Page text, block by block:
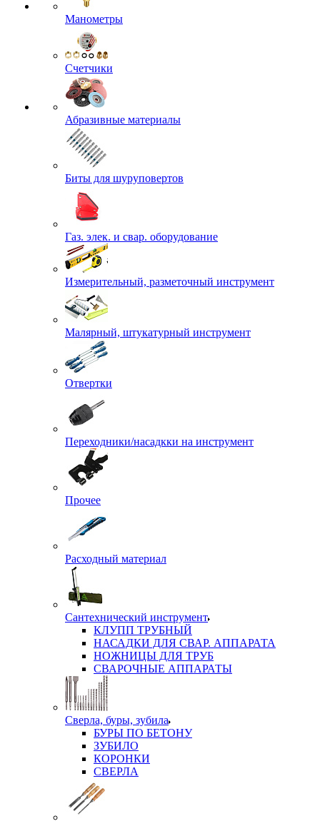
Манометры
Счетчики
Абразивные материалы
Биты для шуруповертов
Газ. элек. и свар. оборудование
Измерительный, разметочный инструмент
Малярный, штукатурный инструмент
Отвертки
Переходники/насадкки на инструмент
Прочее
Расходный материал
Сантехнический инструмент
КЛУПП ТРУБНЫЙ
НАСАДКИ ДЛЯ СВАР. АППАРАТА
НОЖНИЦЫ ДЛЯ ТРУБ
СВАРОЧНЫЕ АППАРАТЫ
Сверла, буры, зубила
БУРЫ ПО БЕТОНУ
ЗУБИЛО
КОРОНКИ
СВЕРЛА